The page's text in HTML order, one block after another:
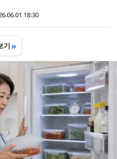
18:30
기 »